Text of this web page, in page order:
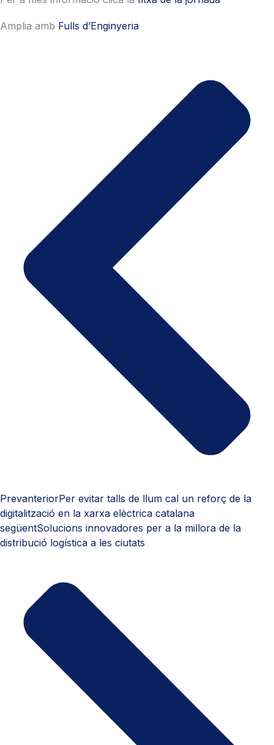
Amplia amb Fulls d’Enginyeria
PrevanteriorPer evitar talls de llum cal un reforç de la
digitalització en la xarxa elèctrica catalana
següentSolucions innovadores per a la millora de la
distribució logística a les ciutats